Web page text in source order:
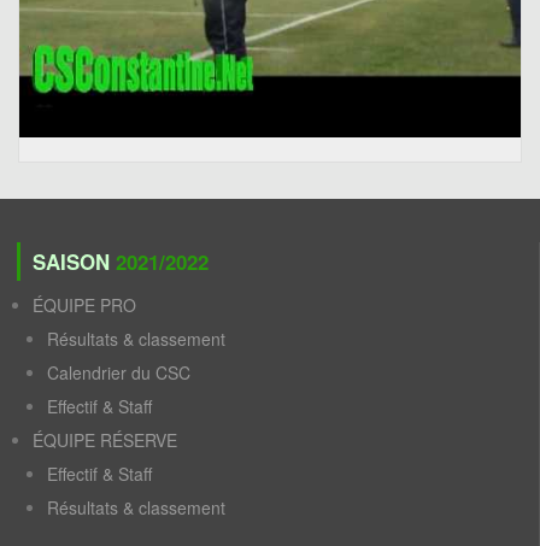
SAISON 2021/2022
ÉQUIPE PRO
Résultats & classement
Calendrier du CSC
Effectif & Staff
ÉQUIPE RÉSERVE
Effectif & Staff
Résultats & classement